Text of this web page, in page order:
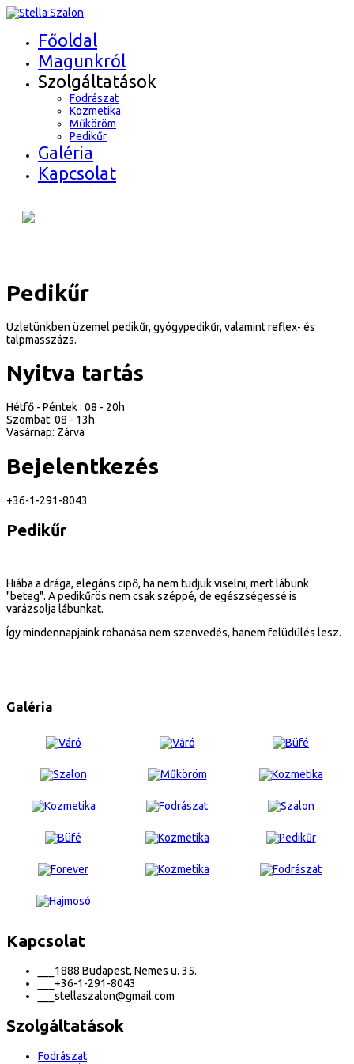
Főoldal
Magunkról
Szolgáltatások
Fodrászat
Kozmetika
Műköröm
Pedikűr
Galéria
Kapcsolat
Pedikűr
Üzletünkben üzemel pedikűr, gyógypedikűr, valamint reflex- és
talpmasszázs.
Nyitva tartás
Hétfő - Péntek : 08 - 20h
Szombat: 08 - 13h
Vasárnap: Zárva
Bejelentkezés
+36-1-291-8043
Pedikűr
Hiába a drága, elegáns cipő, ha nem tudjuk viselni, mert lábunk
"beteg". A pedikűrös nem csak széppé, de egészségessé is
varázsolja lábunkat.
Így mindennapjaink rohanása nem szenvedés, hanem felüdülés lesz.
Galéria
Kapcsolat
1888 Budapest, Nemes u. 35.
+36-1-291-8043
stellaszalon@gmail.com
Szolgáltatások
Fodrászat